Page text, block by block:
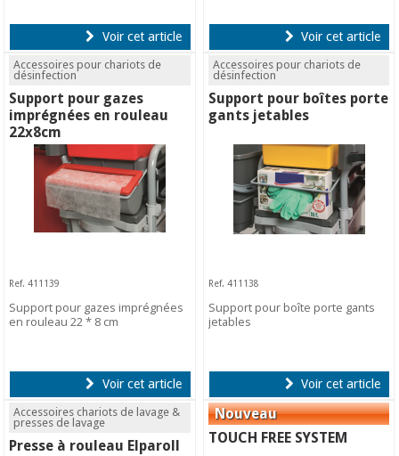
Voir cet article Voir cet article
Accessoires pour chariots de
désinfection
Support pour gazes
imprégnées en rouleau
22x8cm
Ref. 411139
Support pour gazes imprégnées
en rouleau 22 * 8 cm
Voir cet article
Accessoires pour chariots de
désinfection
Support pour boîtes porte
gants jetables
Ref. 411138
Support pour boîte porte gants
jetables
Voir cet article
Accessoires chariots de lavage &
presses de lavage
Presse à rouleau Elparoll TOUCH FREE SYSTEM